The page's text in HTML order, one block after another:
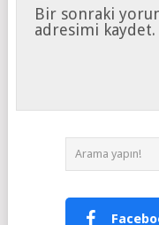
Bir sonraki
adresimi kaydet.